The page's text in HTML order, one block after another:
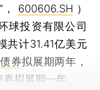
， 600606.SH ）
球投资有限公司
共计31.41亿美元
债券拟展期两年，
拟展期一年。